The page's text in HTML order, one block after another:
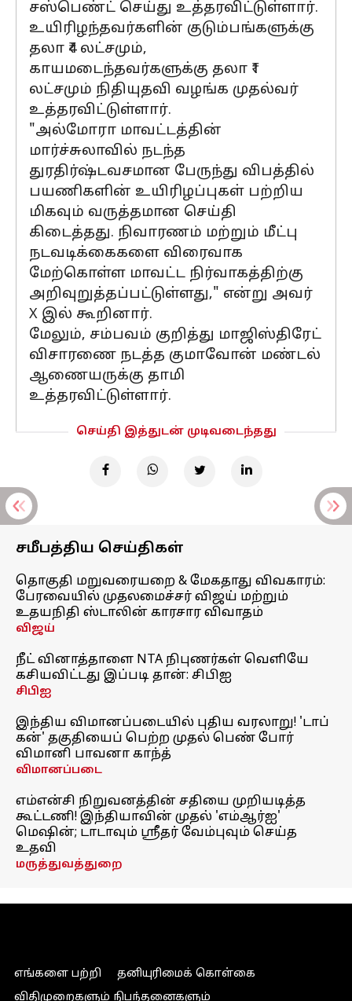
சஸ்பெண்ட் செய்து உத்தரவிட்டுள்ளார்.
உயிரிழந்தவர்களின் குடும்பங்களுக்கு
தலா ₹4 லட்சமும்,
காயமடைந்தவர்களுக்கு தலா ₹1
லட்சமும் நிதியுதவி வழங்க முதல்வர்
உத்தரவிட்டுள்ளார்.
"அல்மோரா மாவட்டத்தின்
மார்ச்சுலாவில் நடந்த
துரதிர்ஷ்டவசமான பேருந்து விபத்தில்
பயணிகளின் உயிரிழப்புகள் பற்றிய
மிகவும் வருத்தமான செய்தி
கிடைத்தது. நிவாரணம் மற்றும் மீட்பு
நடவடிக்கைகளை விரைவாக
மேற்கொள்ள மாவட்ட நிர்வாகத்திற்கு
அறிவுறுத்தப்பட்டுள்ளது," என்று அவர்
X இல் கூறினார்.
மேலும், சம்பவம் குறித்து மாஜிஸ்திரேட்
விசாரணை நடத்த குமாவோன் மண்டல்
ஆணையருக்கு தாமி
உத்தரவிட்டுள்ளார்.
செய்தி இத்துடன் முடிவடைந்தது
சமீபத்திய செய்திகள்
தொகுதி மறுவரையறை & மேகதாது விவகாரம்:
பேரவையில் முதலமைச்சர் விஜய் மற்றும்
உதயநிதி ஸ்டாலின் காரசார விவாதம்
விஜய்
நீட் வினாத்தாளை NTA நிபுணர்கள் வெளியே
கசியவிட்டது இப்படி தான்: சிபிஐ
சிபிஐ
இந்திய விமானப்படையில் புதிய வரலாறு! 'டாப்
கன்' தகுதியைப் பெற்ற முதல் பெண் போர்
விமானி பாவனா காந்த்
விமானப்படை
எம்என்சி நிறுவனத்தின் சதியை முறியடித்த
கூட்டணி! இந்தியாவின் முதல் 'எம்ஆர்ஐ'
மெஷின்; டாடாவும் ஸ்ரீதர் வேம்புவும் செய்த
உதவி
மருத்துவத்துறை
எங்களை பற்றி
தனியுரிமைக் கொள்கை
விதிமுறைகளும் நிபந்தனைகளும்